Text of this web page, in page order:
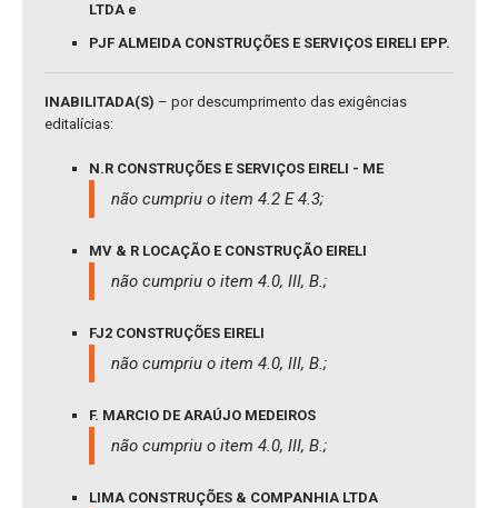
LTDA e
PJF ALMEIDA CONSTRUÇÕES E SERVIÇOS EIRELI EPP.
INABILITADA(S) – por descumprimento das exigências
editalícias:
N.R CONSTRUÇÕES E SERVIÇOS EIRELI - ME
não cumpriu o item 4.2 E 4.3;
MV & R LOCAÇÃO E CONSTRUÇÃO EIRELI
não cumpriu o item 4.0, III, B.;
FJ2 CONSTRUÇÕES EIRELI
não cumpriu o item 4.0, III, B.;
F. MARCIO DE ARAÚJO MEDEIROS
não cumpriu o item 4.0, III, B.;
LIMA CONSTRUÇÕES & COMPANHIA LTDA